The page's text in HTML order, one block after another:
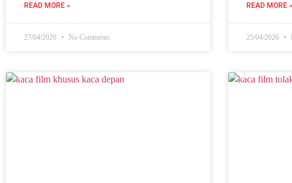
READ MORE »
27/04/2026 No Comments
READ MORE »
25/04/2026